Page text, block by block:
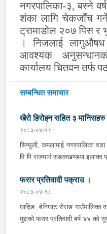
नगरपालिका-३, बस्नेव
शंका लागिचेकजाँच
ट्रामाडोल २०७ पिस र
। निजलाई
आवश्यक
कार्यालयचितवन तर्फ
सम्बन्धित समाचार
खैरो हिरोइन सहित ३ मानिसहरु
२०८३-०४-१९
सिन्धुली, कमलामाई नगरपालिका
वि.पि.राजमार्ग सडकखण्डमा इलाका
बर्दिवासको संयुक्त टोलीले मोरङबाट
सिन्धुली कमलामाई नगरपालिका वडा
चन्द्र बहादुर माझीले चलाएको
यात्रुबाहक E.V. हायसमा सवार
फरार प्रतिवादी पक्राउ ।
२०८३-०४-१८
धादिङ, बेनिघाट रोराङ
मुद्दाको फरार प्रतिवादी बर्ष ४४ को